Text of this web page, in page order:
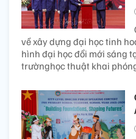
về xây dựng đại học tinh
hình đại học đổi mới sáng
trườnghọc thuật khai